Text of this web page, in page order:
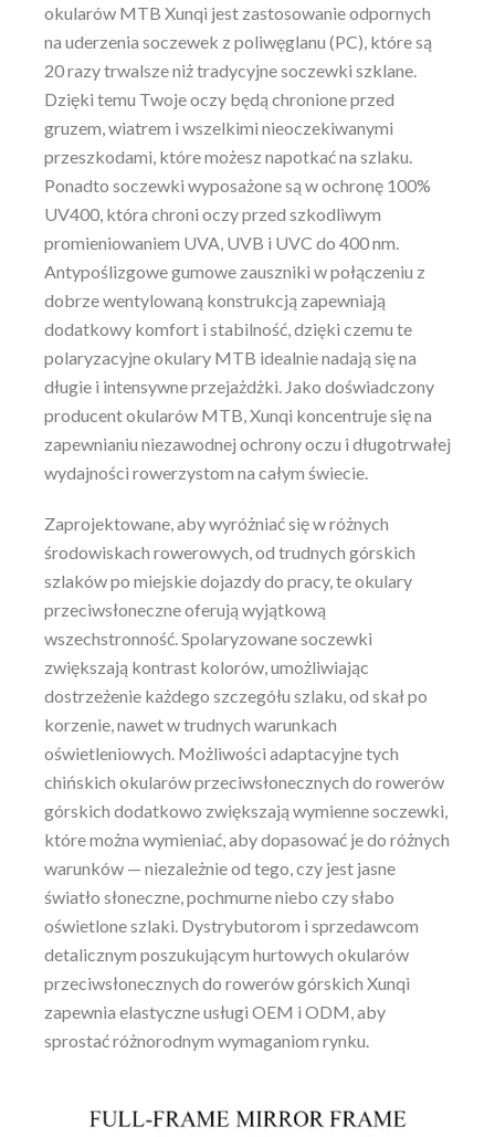
okularów MTB Xunqi jest zastosowanie odpornych
na uderzenia soczewek z poliwęglanu (PC), które są
20 razy trwalsze niż tradycyjne soczewki szklane.
Dzięki temu Twoje oczy będą chronione przed
gruzem, wiatrem i wszelkimi nieoczekiwanymi
przeszkodami, które możesz napotkać na szlaku.
Ponadto soczewki wyposażone są w ochronę 100%
UV400, która chroni oczy przed szkodliwym
promieniowaniem UVA, UVB i UVC do 400 nm.
Antypoślizgowe gumowe zauszniki w połączeniu z
dobrze wentylowaną konstrukcją zapewniają
dodatkowy komfort i stabilność, dzięki czemu te
polaryzacyjne okulary MTB idealnie nadają się na
długie i intensywne przejażdżki. Jako doświadczony
producent okularów MTB, Xunqi koncentruje się na
zapewnianiu niezawodnej ochrony oczu i długotrwałej
wydajności rowerzystom na całym świecie.
Zaprojektowane, aby wyróżniać się w różnych
środowiskach rowerowych, od trudnych górskich
szlaków po miejskie dojazdy do pracy, te okulary
przeciwsłoneczne oferują wyjątkową
wszechstronność. Spolaryzowane soczewki
zwiększają kontrast kolorów, umożliwiając
dostrzeżenie każdego szczegółu szlaku, od skał po
korzenie, nawet w trudnych warunkach
oświetleniowych. Możliwości adaptacyjne tych
chińskich okularów przeciwsłonecznych do rowerów
górskich dodatkowo zwiększają wymienne soczewki,
które można wymieniać, aby dopasować je do różnych
warunków — niezależnie od tego, czy jest jasne
światło słoneczne, pochmurne niebo czy słabo
oświetlone szlaki. Dystrybutorom i sprzedawcom
detalicznym poszukującym hurtowych okularów
przeciwsłonecznych do rowerów górskich Xunqi
zapewnia elastyczne usługi OEM i ODM, aby
sprostać różnorodnym wymaganiom rynku.